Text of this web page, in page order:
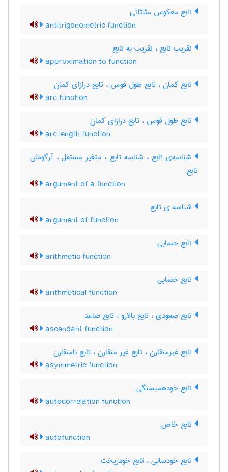
تابع معکوس مثلثاتی
antitrigonometric function
تقریب تابع ، تقریب به تابع
approximation to function
تابع کمان ، تابع طول قوس ، تابع درازای کمان
arc function
تابع طول قوس ، تابع درازای کمان
arc length function
شناسه‌ی تابع ، شناسه تابع ، متغیر مستقل ، آرگومان
تابع
argument of a function
شناسه ی تابع
argument of function
تابع حسابی
arithmetic function
تابع حسابی
arithmetical function
تابع صعودی ، تابع بالارو ، تابع صاعد
ascendant function
تابع غیرمتقارن ، تابع غیر متقارن ، تابع نامتقارن
asymmetric function
تابع خودهمبستگی
autocorrelation function
تابع خاص
autofunction
تابع خودسانی ، تابع خودریخت